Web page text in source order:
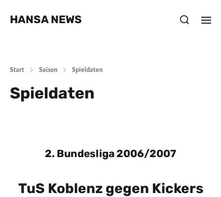
HANSA NEWS
Start Saison Spieldaten
Spieldaten
2. Bundesliga 2006/2007
TuS Koblenz gegen Kickers